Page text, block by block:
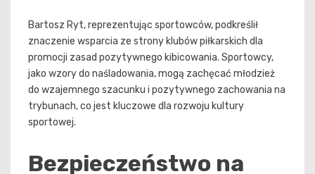
Bartosz Ryt, reprezentując sportowców, podkreślił
znaczenie wsparcia ze strony klubów piłkarskich dla
promocji zasad pozytywnego kibicowania. Sportowcy,
jako wzory do naśladowania, mogą zachęcać młodzież
do wzajemnego szacunku i pozytywnego zachowania na
trybunach, co jest kluczowe dla rozwoju kultury
sportowej.
Bezpieczeństwo na